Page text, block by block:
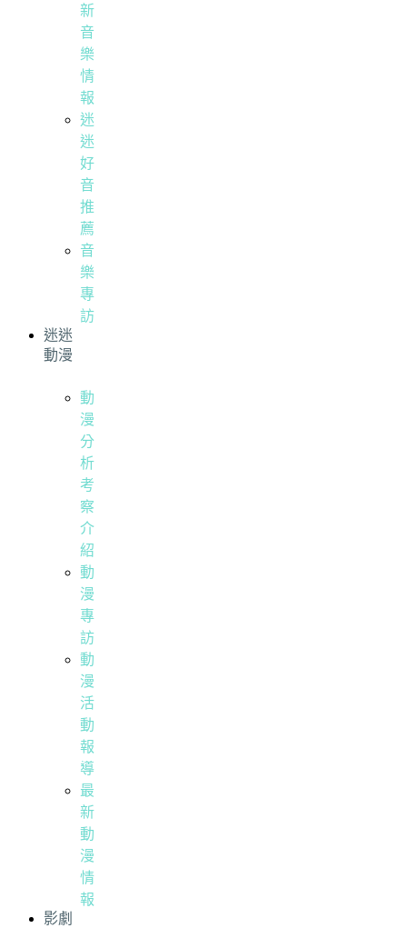
新
音
樂
情
報
迷
迷
好
音
推
薦
音
樂
專
訪
迷迷
動漫
動
漫
分
析
考
察
介
紹
動
漫
專
訪
動
漫
活
動
報
導
最
新
動
漫
情
報
影劇